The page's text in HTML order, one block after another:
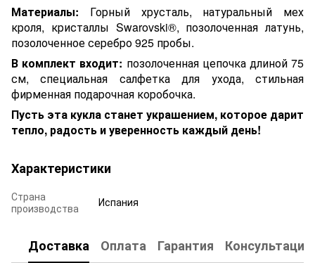
Материалы: Горный хрусталь, натуральный мех
кроля, кристаллы Swarovski®, позолоченная латунь,
позолоченное серебро 925 пробы.
В комплект входит: позолоченная цепочка длиной 75
см, специальная салфетка для ухода, стильная
фирменная подарочная коробочка.
Пусть эта кукла станет украшением, которое дарит
тепло, радость и уверенность каждый день!
Характеристики
Страна
производства
Испания
Доставка Оплата Гарантия Консультация